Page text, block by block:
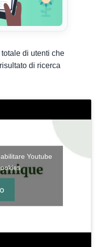
totale di utenti che
di ricerca
Youtube